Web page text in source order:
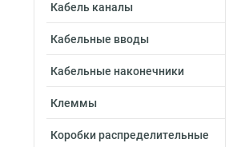
Кабель каналы
Кабельные вводы
Кабельные наконечники
Клеммы
Коробки распределительные